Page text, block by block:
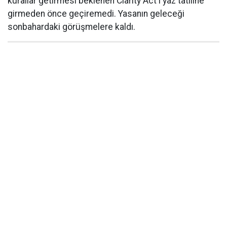
girmeden önce geçiremedi. Yasanın geleceği
sonbahardaki görüşmelere kaldı.